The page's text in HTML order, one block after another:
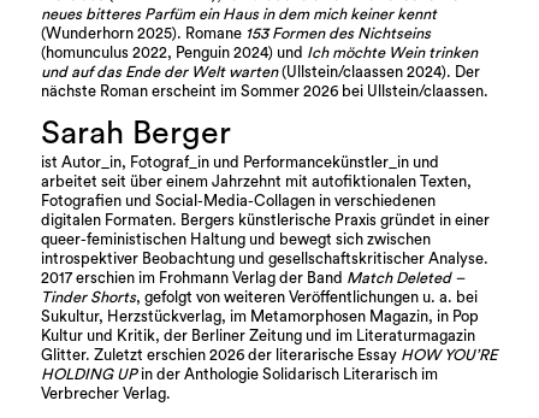
neues bitteres Parfüm ein Haus in dem mich keiner kennt
(Wunderhorn 2025). Romane 153 Formen des Nichtseins
(homunculus 2022, Penguin 2024) und Ich möchte Wein trinken
und auf das Ende der Welt warten(Ullstein/claassen 2024). Der
nächste Roman erscheint im Sommer 2026 bei Ullstein/claassen.
Sarah Berger
ist Autor_in, Fotograf_in und Performancekünstler_in und
arbeitet seit über einem Jahrzehnt mit autofiktionalen Texten,
Fotografien und Social-Media-Collagen in verschiedenen
digitalen Formaten. Bergers künstlerische Praxis gründet in einer
queer-feministischen Haltung und bewegt sich zwischen
introspektiver Beobachtung und gesellschaftskritischer Analyse.
2017 erschien im Frohmann Verlag der Band Match Deleted –
Tinder Shorts, gefolgt von weiteren Veröffentlichungen u. a. bei
Sukultur, Herzstückverlag, im Metamorphosen Magazin, in Pop
Kultur und Kritik, der Berliner Zeitung und im Literaturmagazin
Glitter. Zuletzt erschien 2026 der literarische Essay HOW YOU’RE
HOLDING UPin der Anthologie Solidarisch Literarisch im
Verbrecher Verlag.